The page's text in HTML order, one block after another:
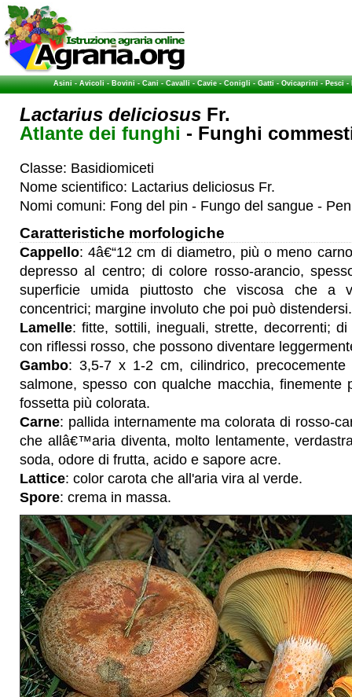
Asini-Avicoli-Bovini-Cani-Cavalli-Cavie-Conigli-Gatti-Ovicaprini-Pesci-
Lactarius deliciosus Fr.
Atlante dei funghi - Funghi
Classe: Basidiomiceti
Nome scientifico: Lactarius deliciosus Fr.
Nomi comuni: Fong del pin - Fungo del sangue -
Caratteristiche morfologiche
Cappello: 4â€“12 cm di diametro, più o meno
depresso al centro; di colore rosso-arancio,
superficie umida piuttosto che viscosa che a
concentrici; margine involuto che poi può distendersi.
Lamelle: fitte, sottili, ineguali, strette, decorrenti;
con riflessi rosso, che possono diventare
Gambo: 3,5-7 x 1-2 cm, cilindrico, precocemente
salmone, spesso con qualche macchia, finemente
fossetta più colorata.
Carne: pallida internamente ma colorata di rosso-
che allâ€™aria diventa, molto lentamente,
soda, odore di frutta, acido e sapore acre.
Lattice: color carota che all'aria vira al verde.
Spore: crema in massa.